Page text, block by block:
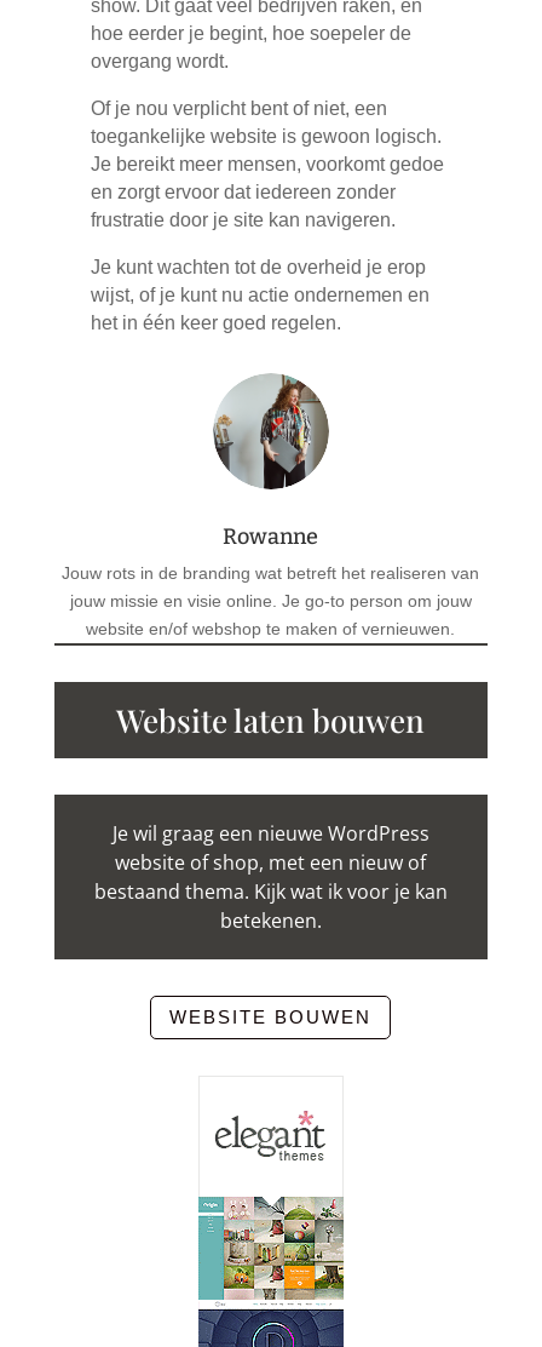
show. Dit gaat veel bedrijven raken, en
hoe eerder je begint, hoe soepeler de
overgang wordt.
Of je nou verplicht bent of niet, een
toegankelijke website is gewoon logisch.
Je bereikt meer mensen, voorkomt gedoe
en zorgt ervoor dat iedereen zonder
frustratie door je site kan navigeren.
Je kunt wachten tot de overheid je erop
wijst, of je kunt nu actie ondernemen en
het in één keer goed regelen.
Rowanne
Jouw rots in de branding wat betreft het realiseren van
jouw missie en visie online. Je go-to person om jouw
website en/of webshop te maken of vernieuwen.
Website laten bouwen
Je wil graag een nieuwe WordPress
website of shop, met een nieuw of
bestaand thema. Kijk wat ik voor je kan
betekenen.
WEBSITE BOUWEN